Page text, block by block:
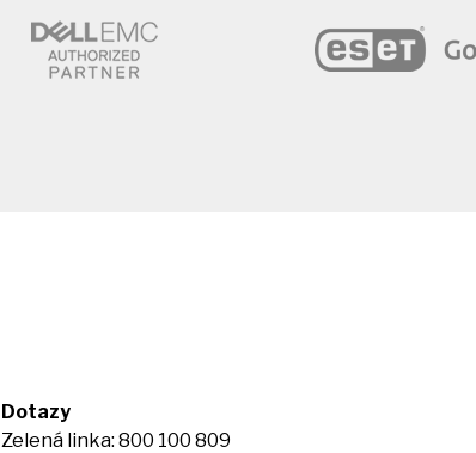
Dotazy
Zelená linka: 800 100 809